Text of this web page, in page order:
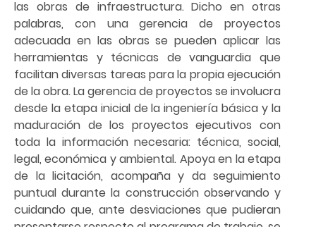
las obras de infraestructura. Dicho en otras
palabras, con una gerencia de proyectos
adecuada en las obras se pueden aplicar las
herramientas y técnicas de vanguardia que
facilitan diversas tareas para la propia ejecución
de la obra. La gerencia de proyectos se involucra
desde la etapa inicial de la ingeniería básica y la
maduración de los proyectos ejecutivos con
toda la información necesaria: técnica, social,
legal, económica y ambiental. Apoya en la etapa
de la licitación, acompaña y da seguimiento
puntual durante la construcción observando y
cuidando que, ante desviaciones que pudieran